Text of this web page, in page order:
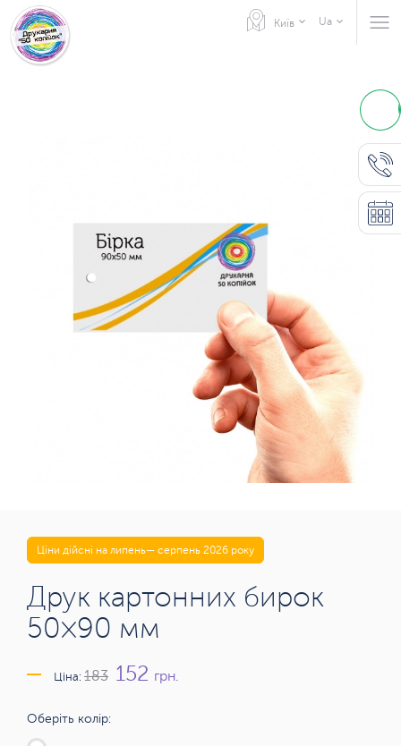
Київ Ua
Ціни дійсні на липень— серпень 2026 року
Друк картонних бирок
50×90 мм
Ціна: 183 152 грн.
Оберіть колір: